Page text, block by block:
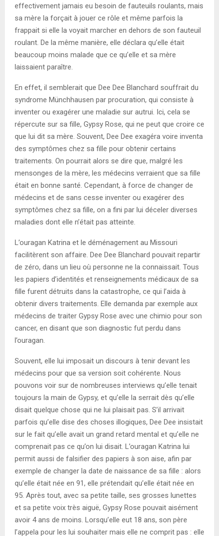
effectivement jamais eu besoin de fauteuils roulants, mais
sa mère la forçait à jouer ce rôle et même parfois la
frappait si elle la voyait marcher en dehors de son fauteuil
roulant. De la même manière, elle déclara qu’elle était
beaucoup moins malade que ce qu’elle et sa mère
laissaient paraître.
En effet, il semblerait que Dee Dee Blanchard souffrait du
syndrome Münchhausen par procuration, qui consiste à
inventer ou exagérer une maladie sur autrui. Ici, cela se
répercute sur sa fille, Gypsy Rose, qui ne peut que croire ce
que lui dit sa mère. Souvent, Dee Dee exagéra voire inventa
des symptômes chez sa fille pour obtenir certains
traitements. On pourrait alors se dire que, malgré les
mensonges de la mère, les médecins verraient que sa fille
était en bonne santé. Cependant, à force de changer de
médecins et de sans cesse inventer ou exagérer des
symptômes chez sa fille, on a fini par lui déceler diverses
maladies dont elle n’était pas atteinte.
L’ouragan Katrina et le déménagement au Missouri
facilitèrent son affaire. Dee Dee Blanchard pouvait repartir
de zéro, dans un lieu où personne ne la connaissait. Tous
les papiers d’identités et renseignements médicaux de sa
fille furent détruits dans la catastrophe, ce qui l’aida à
obtenir divers traitements. Elle demanda par exemple aux
médecins de traiter Gypsy Rose avec une chimio pour son
cancer, en disant que son diagnostic fut perdu dans
l’ouragan.
Souvent, elle lui imposait un discours à tenir devant les
médecins pour que sa version soit cohérente. Nous
pouvons voir sur de nombreuses interviews qu’elle tenait
toujours la main de Gypsy, et qu’elle la serrait dès qu’elle
disait quelque chose qui ne lui plaisait pas. S’il arrivait
parfois qu’elle dise des choses illogiques, Dee Dee insistait
sur le fait qu’elle avait un grand retard mental et qu’elle ne
comprenait pas ce qu’on lui disait. L’ouragan Katrina lui
permit aussi de falsifier des papiers à son aise, afin par
exemple de changer la date de naissance de sa fille : alors
qu’elle était née en 91, elle prétendait qu’elle était née en
95. Après tout, avec sa petite taille, ses grosses lunettes
et sa petite voix très aiguë, Gypsy Rose pouvait aisément
avoir 4 ans de moins. Lorsqu’elle eut 18 ans, son père
l’appela pour les lui souhaiter mais elle ne comprit pas : elle